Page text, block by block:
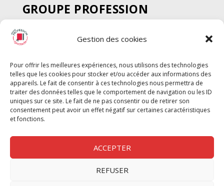
Gestion des cookies
Pour offrir les meilleures expériences, nous utilisons des technologies
telles que les cookies pour stocker et/ou accéder aux informations des
appareils. Le fait de consentir à ces technologies nous permettra de
traiter des données telles que le comportement de navigation ou les ID
uniques sur ce site. Le fait de ne pas consentir ou de retirer son
consentement peut avoir un effet négatif sur certaines caractéristiques
et fonctions.
ACCEPTER
REFUSER
GROUPE PROFESSION
SPECTACLE
Chèque Intermittents
Chèque Compta
Chèque Emploi Spectacle
G-Pods
Profession Audio-visuel